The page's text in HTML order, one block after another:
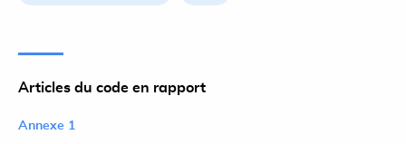
Articles du code en rapport
Annexe 1